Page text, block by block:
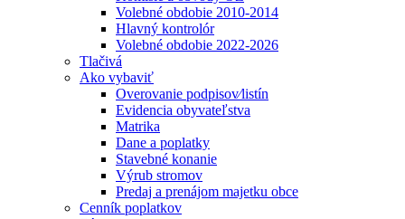
Volebné obdobie 2010-2014
Hlavný kontrolór
Volebné obdobie 2022-2026
Tlačivá
Ako vybaviť
Overovanie podpisov⁄listín
Evidencia obyvateľstva
Matrika
Dane a poplatky
Stavebné konanie
Výrub stromov
Predaj a prenájom majetku obce
Cenník poplatkov